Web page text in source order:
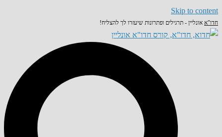
Skip to content
חדו"א אונליין - תרגילים ופתרונות שיעזרו לך להצליח!